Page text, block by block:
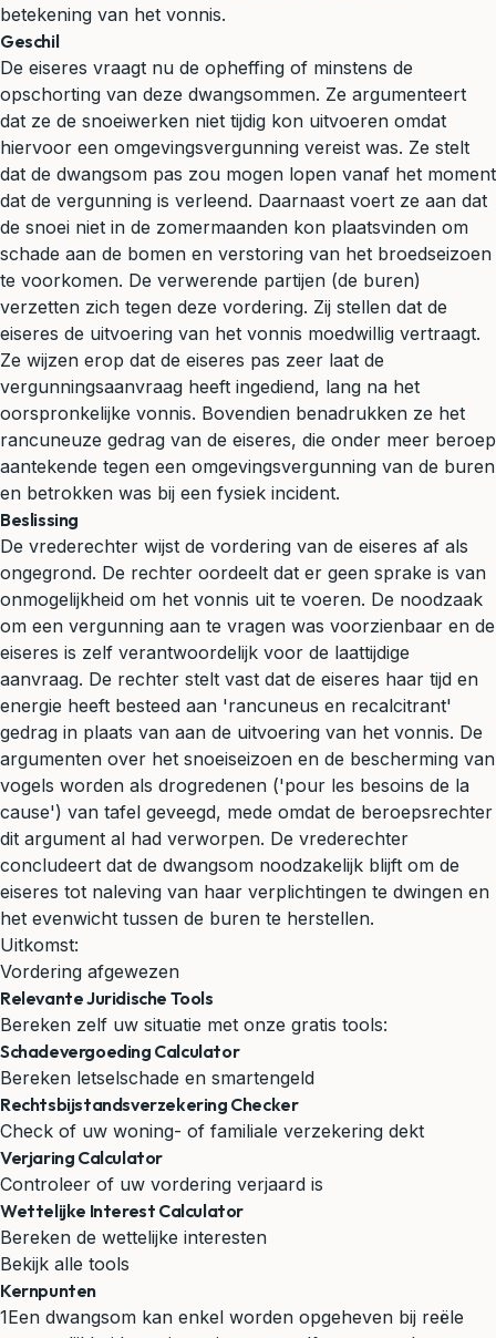
betekening van het vonnis.
Geschil
De eiseres vraagt nu de opheffing of minstens de
opschorting van deze dwangsommen. Ze argumenteert
dat ze de snoeiwerken niet tijdig kon uitvoeren omdat
hiervoor een omgevingsvergunning vereist was. Ze stelt
dat de dwangsom pas zou mogen lopen vanaf het moment
dat de vergunning is verleend. Daarnaast voert ze aan dat
de snoei niet in de zomermaanden kon plaatsvinden om
schade aan de bomen en verstoring van het broedseizoen
te voorkomen. De verwerende partijen (de buren)
verzetten zich tegen deze vordering. Zij stellen dat de
eiseres de uitvoering van het vonnis moedwillig vertraagt.
Ze wijzen erop dat de eiseres pas zeer laat de
vergunningsaanvraag heeft ingediend, lang na het
oorspronkelijke vonnis. Bovendien benadrukken ze het
rancuneuze gedrag van de eiseres, die onder meer beroep
aantekende tegen een omgevingsvergunning van de buren
en betrokken was bij een fysiek incident.
Beslissing
De vrederechter wijst de vordering van de eiseres af als
ongegrond. De rechter oordeelt dat er geen sprake is van
onmogelijkheid om het vonnis uit te voeren. De noodzaak
om een vergunning aan te vragen was voorzienbaar en de
eiseres is zelf verantwoordelijk voor de laattijdige
aanvraag. De rechter stelt vast dat de eiseres haar tijd en
energie heeft besteed aan 'rancuneus en recalcitrant'
gedrag in plaats van aan de uitvoering van het vonnis. De
argumenten over het snoeiseizoen en de bescherming van
vogels worden als drogredenen ('pour les besoins de la
cause') van tafel geveegd, mede omdat de beroepsrechter
dit argument al had verworpen. De vrederechter
concludeert dat de dwangsom noodzakelijk blijft om de
eiseres tot naleving van haar verplichtingen te dwingen en
het evenwicht tussen de buren te herstellen.
Uitkomst:
Vordering afgewezen
Relevante Juridische Tools
Bereken zelf uw situatie met onze gratis tools:
Schadevergoeding Calculator
Bereken letselschade en smartengeld
Rechtsbijstandsverzekering Checker
Check of uw woning- of familiale verzekering dekt
Verjaring Calculator
Controleer of uw vordering verjaard is
Wettelijke Interest Calculator
Bereken de wettelijke interesten
Bekijk alle tools
Kernpunten
1Een dwangsom kan enkel worden opgeheven bij reële